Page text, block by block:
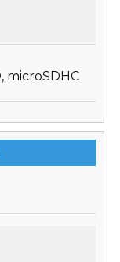
microSDHC